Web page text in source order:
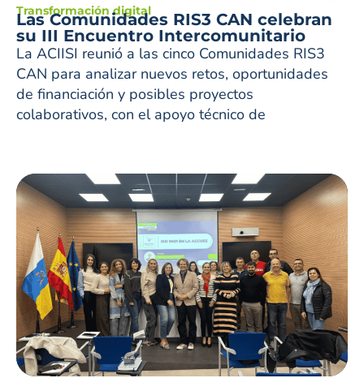
Transformación digital
Las Comunidades RIS3 CAN celebran
su III Encuentro Intercomunitario
La ACIISI reunió a las cinco Comunidades RIS3
CAN para analizar nuevos retos, oportunidades
de financiación y posibles proyectos
colaborativos, con el apoyo técnico de